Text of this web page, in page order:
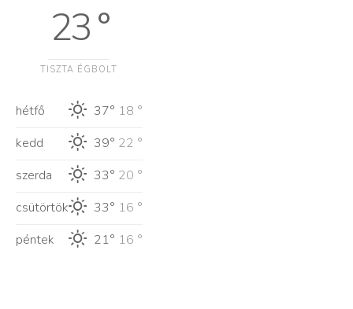
23 °
TISZTA ÉGBOLT
hétfő 37° 18 °
kedd
39° 22 °
szerda
33° 20 °
csütörtök
33° 16 °
péntek
21° 16 °